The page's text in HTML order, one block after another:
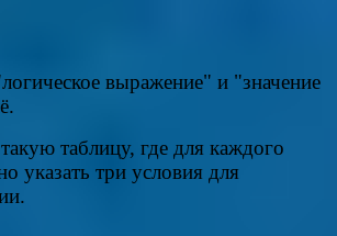
выражение" и "значение
таблицу, где для каждого
указать три условия для